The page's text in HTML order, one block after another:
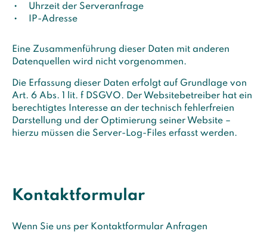
Uhrzeit der Serveranfrage
IP-Adresse
Eine Zusammenführung dieser Daten mit anderen
Datenquellen wird nicht vorgenommen.
Die Erfassung dieser Daten erfolgt auf Grundlage von
Art. 6 Abs. 1 lit. f DSGVO. Der Websitebetreiber hat ein
berechtigtes Interesse an der technisch fehlerfreien
Darstellung und der Optimierung seiner Website –
hierzu müssen die Server-Log-Files erfasst werden.
Kontaktformular
Wenn Sie uns per Kontaktformular Anfragen